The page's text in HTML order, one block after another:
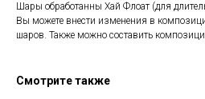
Шары обработанны Хай Флоат (для
Вы можете внести изменения в
шаров. Также можно составить
Смотрите также